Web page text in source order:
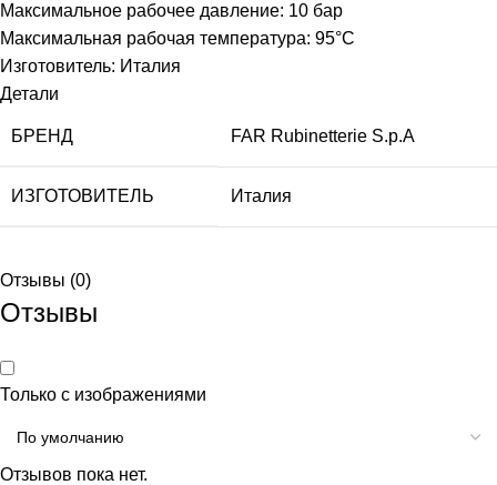
Максимальное рабочее давление: 10 бар
Максимальная рабочая температура: 95°C
Изготовитель: Италия
Детали
БРЕНД FAR Rubinetterie S.p.A
ИЗГОТОВИТЕЛЬ Италия
Отзывы (0)
Отзывы
Только с изображениями
Отзывов пока нет.